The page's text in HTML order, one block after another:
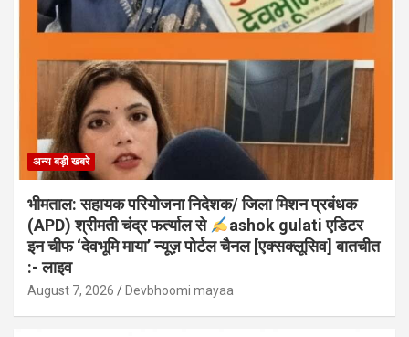
अन्य बड़ी खबरे
भीमताल: सहायक परियोजना निदेशक/ जिला मिशन प्रबंधक
(APD) श्रीमती चंद्र फर्त्याल से
ashok gulati एडिटर
इन चीफ ‘देवभूमि माया’ न्यूज़ पोर्टल चैनल [एक्सक्लूसिव] बातचीत
:- लाइव
August 7, 2026 Devbhoomi mayaa